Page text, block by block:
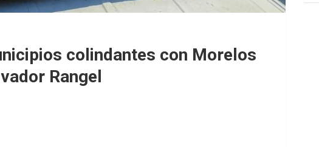
colindantes con Morelos
Rangel